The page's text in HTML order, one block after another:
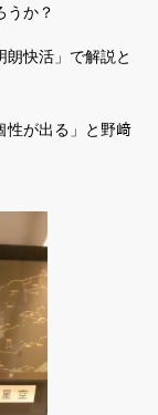
うか？
朗快活」で解説と
性が出る」と野﨑